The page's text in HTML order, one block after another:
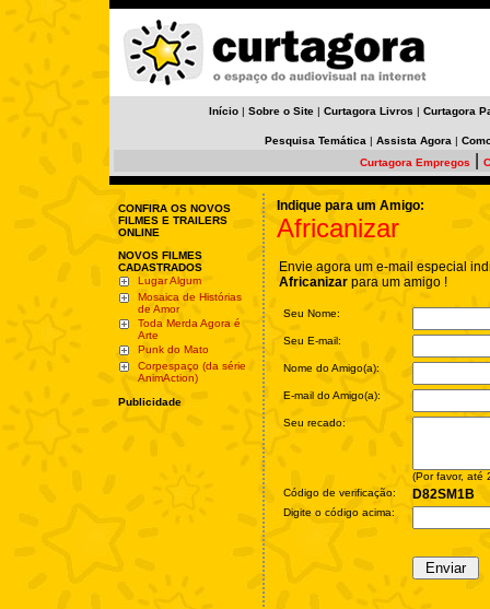
Início | Sobre o Site | Curtagora Livros | Curtagora
Pesquisa Temática | Assista Agora |
Curtagora Empregos
CONFIRA OS NOVOS
FILMES E TRAILERS
ONLINE
NOVOS FILMES
CADASTRADOS
Lugar Algum
Mosaica de Histórias
de Amor
Toda Merda Agora é
Arte
Punk do Mato
Corpespaço (da série
AnimAction)
Publicidade
Indique para um Amigo:
Africanizar
Envie agora um e-mail especial
Africanizar para um amigo !
Seu Nome:
Seu E-mail:
Nome do Amigo(a):
E-mail do Amigo(a):
Seu recado:
(Por favor, até
Código de verificação:
D82SM1B
Digite o código acima: